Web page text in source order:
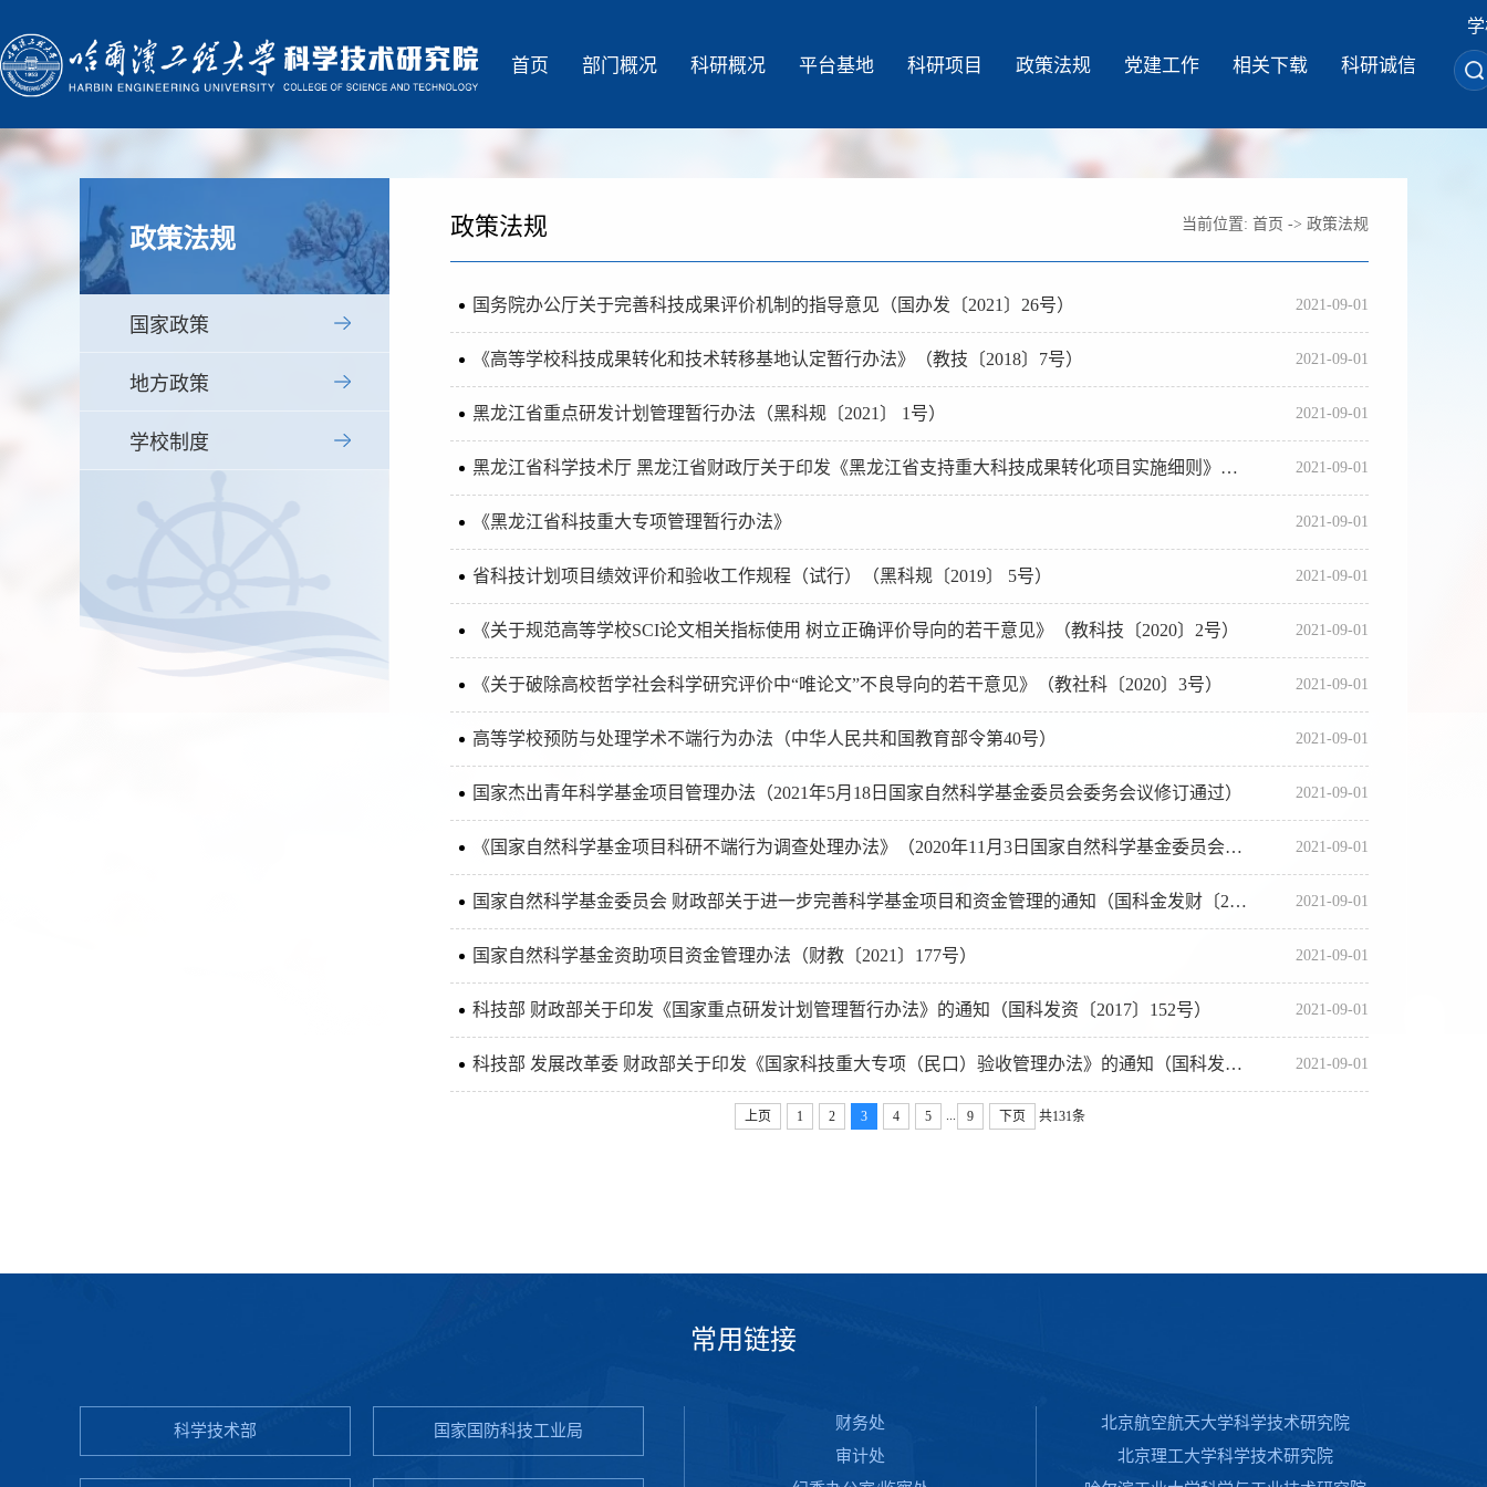
首页 部门概况 科研概况 平台基地 科研项目 政策法规 党建工作 相关下载 科研诚信
政策法规
国家政策
地方政策
学校制度
政策法规 当前位置: 首页 -> 政策法规
国务院办公厅关于完善科技成果评价机制的指导意见（国办发〔2021〕26号） 2021-09-01
《高等学校科技成果转化和技术转移基地认定暂行办法》（教技〔2018〕7号） 2021-09-01
黑龙江省重点研发计划管理暂行办法（黑科规〔2021〕 1号） 2021-09-01
黑龙江省科学技术厅 黑龙江省财政厅关于印发《黑龙江省支持重大科技成果转化项目实施细则》的通知 2021-09-01
《黑龙江省科技重大专项管理暂行办法》 2021-09-01
省科技计划项目绩效评价和验收工作规程（试行）（黑科规〔2019〕 5号） 2021-09-01
《关于规范高等学校SCI论文相关指标使用 树立正确评价导向的若干意见》（教科技〔2020〕2号） 2021-09-01
《关于破除高校哲学社会科学研究评价中“唯论文”不良导向的若干意见》（教社科〔2020〕3号） 2021-09-01
高等学校预防与处理学术不端行为办法（中华人民共和国教育部令第40号） 2021-09-01
国家杰出青年科学基金项目管理办法（2021年5月18日国家自然科学基金委员会委务会议修订通过） 2021-09-01
《国家自然科学基金项目科研不端行为调查处理办法》（2020年11月3日国家自然科学基金委员会委务会议修订通过） 2021-09-01
国家自然科学基金委员会 财政部关于进一步完善科学基金项目和资金管理的通知（国科金发财〔2019〕31号） 2021-09-01
国家自然科学基金资助项目资金管理办法（财教〔2021〕177号） 2021-09-01
科技部 财政部关于印发《国家重点研发计划管理暂行办法》的通知（国科发资〔2017〕152号） 2021-09-01
科技部 发展改革委 财政部关于印发《国家科技重大专项（民口）验收管理办法》的通知（国科发专〔2018〕37号） 2021-09-01
上页 1 2 3 4 5 9 下页 共131条
常用链接
科学技术部 国家国防科技工业局
财务处
审计处
北京航空航天大学科学技术研究院
北京理工大学科学技术研究院